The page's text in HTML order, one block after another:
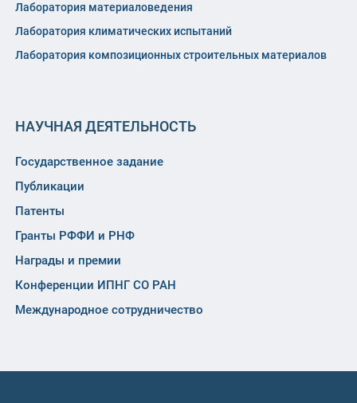
Лаборатория материаловедения
Лаборатория климатических испытаний
Лаборатория композиционных строительных материалов
НАУЧНАЯ ДЕЯТЕЛЬНОСТЬ
Государственное задание
Публикации
Патенты
Гранты РФФИ и РНФ
Награды и премии
Конференции ИПНГ СО РАН
Международное сотрудничество